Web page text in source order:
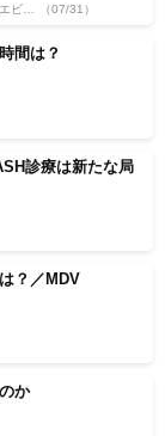
医療一般 日本発エビデンス （07/31）
間は？
診療は新たな局
？／MDV
か